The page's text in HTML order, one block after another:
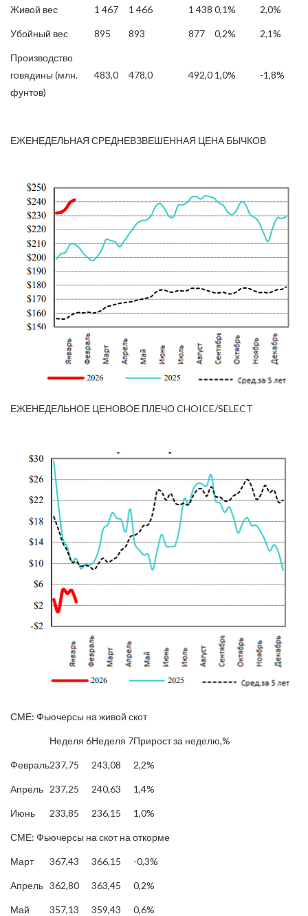
Живой вес 1 467 1 466 1 438 0,1% 2,0%
Убойный вес 895 893 877 0,2% 2,1%
Производство
говядины (млн.
фунтов)
483,0 478,0 492,0 1,0% -1,8%
ЕЖЕНЕДЕЛЬНАЯ СРЕДНЕВЗВЕШЕННАЯ ЦЕНА БЫЧКОВ
ЕЖЕНЕДЕЛЬНОЕ ЦЕНОВОЕ ПЛЕЧО CHOICE/SELECT
СМЕ: Фьючерсы на живой скот
Неделя 6Неделя 7Прирост за неделю,%
Февраль237,75 243,08 2,2%
Апрель 237,25 240,63 1,4%
Июнь 233,85 236,15 1,0%
СМЕ: Фьючерсы на скот на откорме
Март 367,43 366,15 -0,3%
Апрель 362,80 363,45 0,2%
Май 357,13 359,43 0,6%